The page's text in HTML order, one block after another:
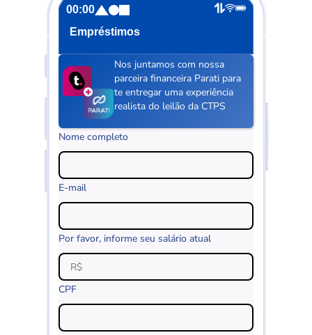
00:00
Empréstimos
Nos juntamos com nossa
parceira financeira Parati para
te entregar uma experiência
realista do leilão da CTPS
Nome completo
E-mail
Por favor, informe seu salário atual
CPF